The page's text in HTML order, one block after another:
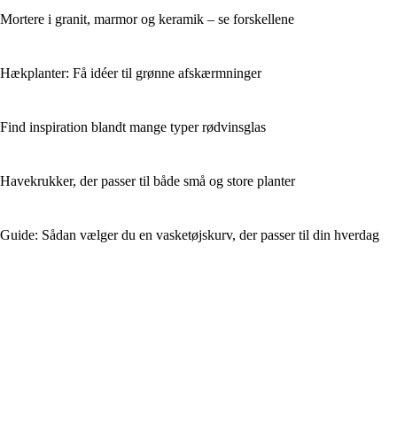
Mortere i granit, marmor og keramik – se forskellene
Hækplanter: Få idéer til grønne afskærmninger
Find inspiration blandt mange typer rødvinsglas
Havekrukker, der passer til både små og store planter
Guide: Sådan vælger du en vasketøjskurv, der passer til din hverdag